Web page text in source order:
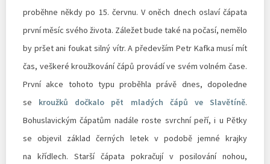
proběhne někdy po 15. červnu. V oněch dnech oslaví čápata
první měsíc svého života. Záležet bude také na počasí, nemělo
by pršet ani foukat silný vítr. A především Petr Kafka musí mít
čas, veškeré kroužkování čápů provádí ve svém volném čase.
První akce tohoto typu proběhla právě dnes, dopoledne
se kroužků dočkalo pět mladých čápů ve Slavětíně.
Bohuslavickým čápatům nadále roste svrchní peří, i u Pětky
se objevil základ černých letek v podobě jemné krajky
na křídlech. Starší čápata pokračují v posilování nohou,